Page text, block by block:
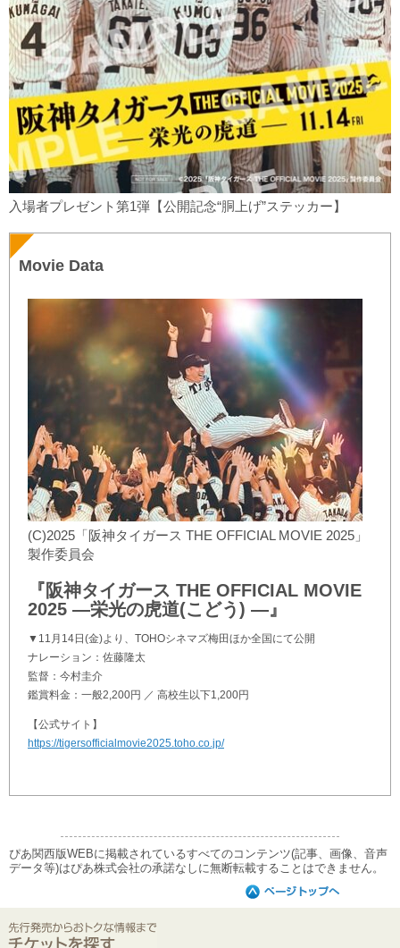
入場者プレゼント第1弾【公開記念“胴上げ”ステッカー】
Movie Data
(C)2025「阪神タイガース THE OFFICIAL MOVIE 2025」
製作委員会
『阪神タイガース THE OFFICIAL MOVIE
2025 ―栄光の虎道(こどう) ―』
▼11月14日(金)より、TOHOシネマズ梅田ほか全国にて公開
ナレーション：佐藤隆太
監督：今村圭介
鑑賞料金：一般2,200円 ／ 高校生以下1,200円
【公式サイト】
https://tigersofficialmovie2025.toho.co.jp/
ぴあ関西版WEBに掲載されているすべてのコンテンツ(記事、画像、音声
データ等)はぴあ株式会社の承諾なしに無断転載することはできません。